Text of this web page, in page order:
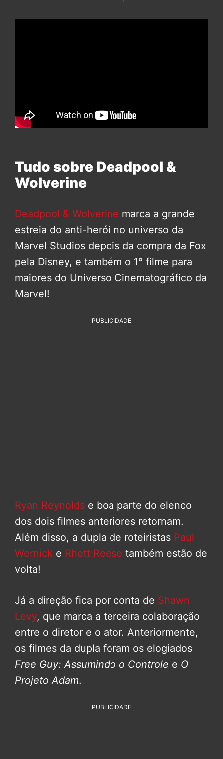
Tudo sobre Deadpool &
Wolverine
Deadpool & Wolverine marca a grande
estreia do anti-herói no universo da
Marvel Studios depois da compra da Fox
pela Disney, e também o 1° filme para
maiores do Universo Cinematográfico da
Marvel!
PUBLICIDADE
Ryan Reynolds e boa parte do elenco
dos dois filmes anteriores retornam.
Além disso, a dupla de roteiristas Paul
Wernick e Rhett Reese também estão de
volta!
Já a direção fica por conta de Shawn
Levy, que marca a terceira colaboração
entre o diretor e o ator. Anteriormente,
os filmes da dupla foram os elogiados
Free Guy: Assumindo o Controle e O
Projeto Adam.
PUBLICIDADE